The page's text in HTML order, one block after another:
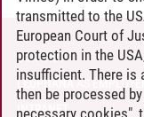
CONTACT
LEUPHANA AS
INTRANET
transmitted to the
European Court of
protection in the
insufficient. There is
then be processed
necessary cookies",